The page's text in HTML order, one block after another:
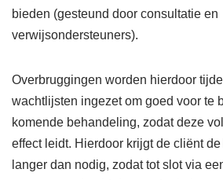
bieden (gesteund door consultatie en
verwijsondersteuners).
Overbruggingen worden hierdoor
wachtlijsten ingezet om goed voor te
komende behandeling, zodat deze
effect leidt. Hierdoor krijgt de cliënt
langer dan nodig, zodat tot slot via